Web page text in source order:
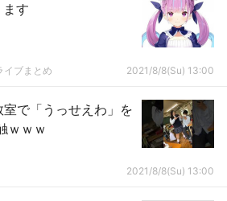
す
イブまとめ 2021/8/8(Su) 13:00
室で「うっせえわ」を
ｗｗｗ
2021/8/8(Su) 13:00